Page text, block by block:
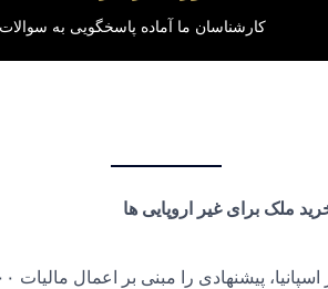
کارشناسان ما آماده پاسخگویی به
ملک برای غیر اروپایی ها